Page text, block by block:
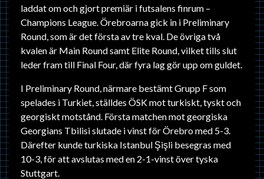
laddat om och gjort premiär i futsalens finrum –
Champions League. Örebroarna gick in i Preliminary
Round, som är det första av tre kval. De övriga två
kvalen är Main Round samt Elite Round, vilket tills slut
leder fram till Final Four, där fyra lag gör upp om guldet.
I Preliminary Round, närmare bestämt Grupp F som
spelades i Turkiet, ställdes ÖSK mot turkiskt, tyskt och
georgiskt motstånd. Första matchen mot georgiska
Georgians Tbilisi slutade i vinst för Örebro med 5-3.
Därefter kunde turkiska Istanbul Şişli besegras med
10-3, för att avslutas med en 2-1-vinst över tyska
Stuttgart.